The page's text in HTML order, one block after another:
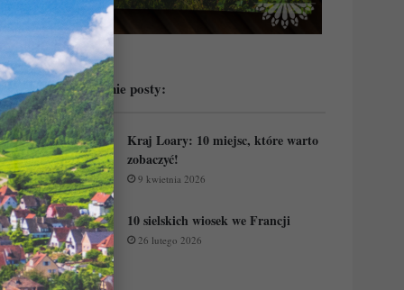
Przeczytaj ostatnie posty:
Kraj Loary: 10 miejsc, które warto
zobaczyć!
9 kwietnia 2026
10 sielskich wiosek we Francji
26 lutego 2026